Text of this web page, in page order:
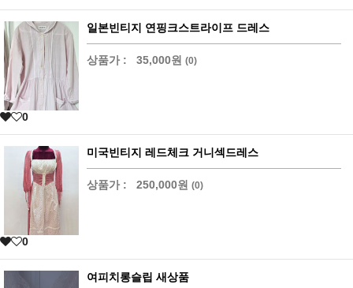
일본빈티지 연핑크스트라이프 드레스
상품가 : 35,000원 (0)
0
미국빈티지 레드체크 거니섹드레스
상품가 : 250,000원 (0)
0
여피치롱슬립 새상품